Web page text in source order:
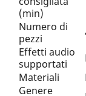
(min)
Numero di
pezzi
Effetti audio
supportati
Materiali
Genere